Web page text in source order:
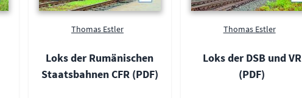
Thomas Estler
Loks der Rumänischen
Staatsbahnen CFR (PDF)
Thomas Estler
Loks der DSB und VR
(PDF)